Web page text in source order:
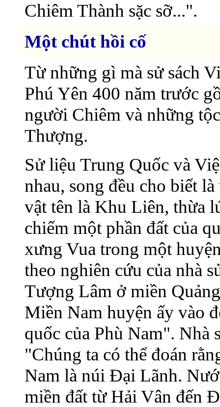
Chiêm Thành sặc sỡ...".
Một chút hồi cố
Từ những gì mà sử sách
Phú Yên 400 năm trước
người Chiêm và những
Thượng.
Sử liệu Trung Quốc và
nhau, song đều cho biết
vật tên là Khu Liên, thừa
chiếm một phần đất của
xưng Vua trong một
theo nghiên cứu của nhà
Tượng Lâm ở miền
Miền Nam huyện ấy vào
quốc của Phù Nam".
"Chúng ta có thể đoán
Nam là núi Đại Lãnh.
miền đất từ Hải Vân đến